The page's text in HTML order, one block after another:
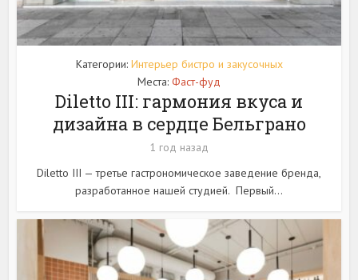
Категории: Интерьер бистро и закусочных
Места: Фаст-фуд
Diletto III: гармония вкуса и
дизайна в сердце Бельграно
1 год назад
Diletto III — третье гастрономическое заведение бренда,
разработанное нашей студией. Первый...